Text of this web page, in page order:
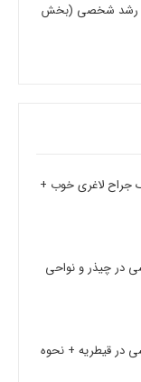
و رشد شخصی (بخش
(9 ویژگی یک جراح لاغری خوب +
در چیذر و نواحی
در قیطریه + نحوه